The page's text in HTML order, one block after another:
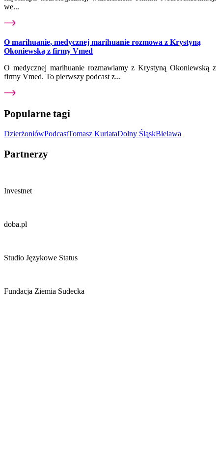
we...
O marihuanie, medycznej marihuanie rozmowa z Krystyną
Okoniewską z firmy Vmed
O medycznej marihuanie rozmawiamy z Krystyną Okoniewską z
firmy Vmed. To pierwszy podcast z...
Popularne tagi
DzierżoniówPodcastTomasz KuriataDolny ŚląskBielawa
Partnerzy
Investnet
doba.pl
Studio Językowe Status
Fundacja Ziemia Sudecka